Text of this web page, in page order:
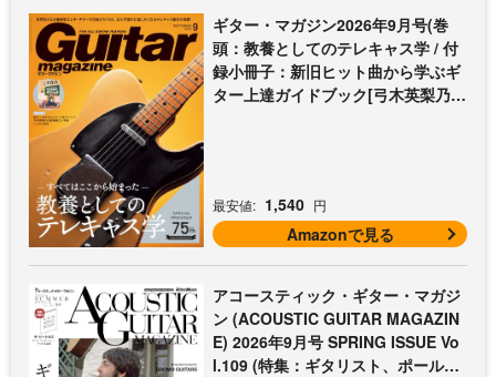
ギター・マガジン2026年9月号(巻
頭：教養としてのテレキャス学 / 付
録小冊子：新旧ヒット曲から学ぶギ
ター上達ガイドブック[弓木英梨乃の
最安値: 1,540 円
Amazonで見る
アコースティック・ギター・マガジ
ン (ACOUSTIC GUITAR MAGAZIN
E) 2026年9月号 SPRING ISSUE Vo
l.109 (特集：ギタリスト、ポール・